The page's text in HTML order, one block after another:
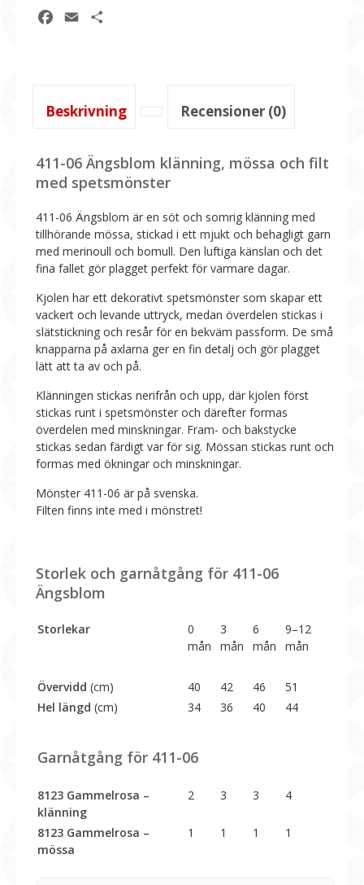
klänning
mån
Facebook
Email
Beskrivning Recensioner (0)
411-06 Ängsblom klänning, mössa och filt
med spetsmönster
411-06 Ängsblom är en söt och somrig klänning med
tillhörande mössa, stickad i ett mjukt och behagligt garn
med merinoull och bomull. Den luftiga känslan och det
fina fallet gör plagget perfekt för varmare dagar.
Kjolen har ett dekorativt spetsmönster som skapar ett
vackert och levande uttryck, medan överdelen stickas i
slätstickning och resår för en bekväm passform. De små
knapparna på axlarna ger en fin detalj och gör plagget
lätt att ta av och på.
Klänningen stickas nerifrån och upp, där kjolen först
stickas runt i spetsmönster och därefter formas
överdelen med minskningar. Fram- och bakstycke
stickas sedan färdigt var för sig. Mössan stickas runt och
formas med ökningar och minskningar.
Mönster 411-06 är på svenska.
Filten finns inte med i mönstret!
Storlek och garnåtgång för 411-06
Ängsblom
Storlekar
0
mån
3
mån
6
mån
9–12
mån
Övervidd (cm) 40 42 46
51
Hel längd (cm) 34 36 40 44
Garnåtgång för 411-06
8123 Gammelrosa –
klänning
2 3 3 4
8123 Gammelrosa –
mössa
1 1 1 1